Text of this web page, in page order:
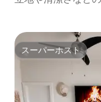
スーパーホスト
スーパーホスト